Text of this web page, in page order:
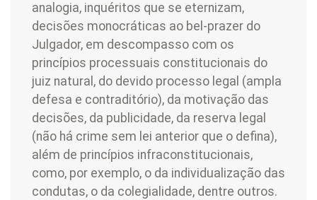
analogia, inquéritos que se eternizam,
decisões monocráticas ao bel-prazer do
Julgador, em descompasso com os
princípios processuais constitucionais do
juiz natural, do devido processo legal (ampla
defesa e contraditório), da motivação das
decisões, da publicidade, da reserva legal
(não há crime sem lei anterior que o defina),
além de princípios infraconstitucionais,
como, por exemplo, o da individualização das
condutas, o da colegialidade, dentre outros.